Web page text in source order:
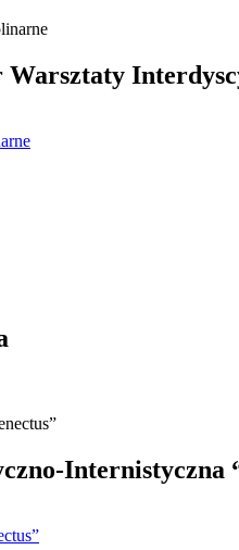
Warsztaty
Internistyczna